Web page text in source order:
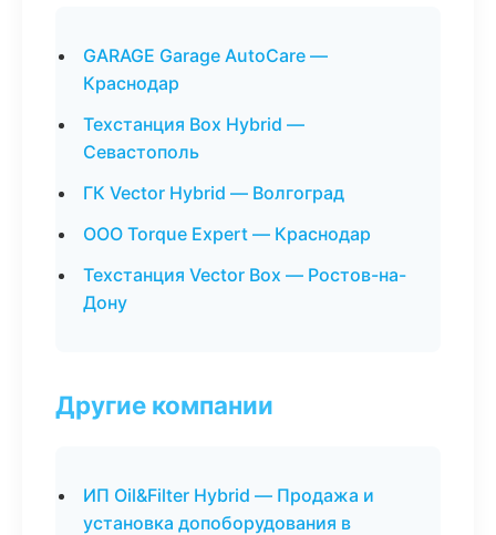
GARAGE Garage AutoCare —
Краснодар
Техстанция Box Hybrid —
Севастополь
ГК Vector Hybrid — Волгоград
ООО Torque Expert — Краснодар
Техстанция Vector Box — Ростов-на-
Дону
Другие компании
ИП Oil&Filter Hybrid — Продажа и
установка допоборудования в